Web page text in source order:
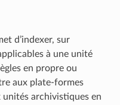
d’indexer, sur
à une unité
en propre ou
aux plate-formes
unités archivistiques en